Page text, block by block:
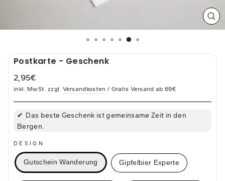
Postkarte - Geschenk
Normaler
Preis
2,95€
inkl. MwSt. zzgl.Versandkosten / Gratis Versand ab 69€
Das beste Geschenk ist gemeinsame Zeit in den
Bergen.
DESIGN
Gutschein Wanderung Gipfelbier Experte